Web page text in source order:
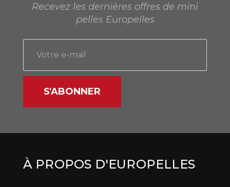
Recevez les dernières offres de mini
pelles Europelles
S'ABONNER
À PROPOS D'EUROPELLES